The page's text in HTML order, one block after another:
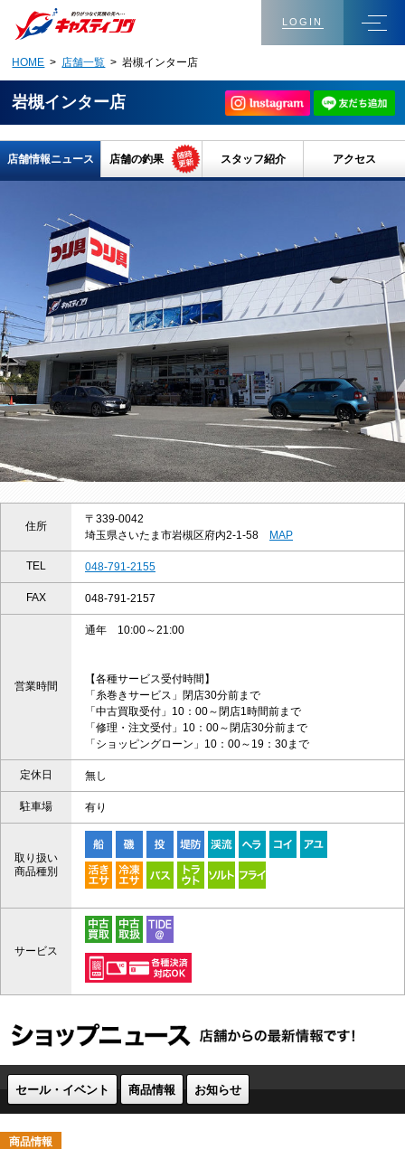
LOGIN
HOME > 店舗一覧 > 岩槻インター店
岩槻インター店
店舗情報ニュース 店舗の釣果 スタッフ紹介 アクセス
住所
〒339-0042
埼玉県さいたま市岩槻区府内2-1-58 MAP
TEL 048-791-2155
FAX 048-791-2157
営業時間
通年 10:00～21:00
【各種サービス受付時間】
「糸巻きサービス」閉店30分前まで
「中古買取受付」10：00～閉店1時間前まで
「修理・注文受付」10：00～閉店30分前まで
「ショッピングローン」10：00～19：30まで
定休日 無し
駐車場 有り
取り扱い
商品種別
サービス
セール・イベント 商品情報 お知らせ
商品情報